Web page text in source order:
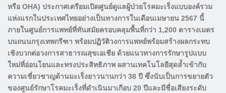
หรือ OHA) ประกาศเตรียมเปิดศูนย์ดูแลผู้ป่วยโรคมะเร็งแบบองค์รวม
แห่งแรกในประเทศไทยอย่างเป็นทางการในเดือนเมษายน 2567 นี้
ภายในศูนย์การแพทย์ที่ทันสมัยครอบคลุมพื้นที่กว่า 1,200 ตารางเมตร
บนถนนกรุงเทพกรีฑา พร้อมปฏิวัติวงการแพทย์พร้อมสร้างผลกระทบ
เชิงบวกต่อวงการสาธารณสุขเอเชีย ด้วยแนวทางการรักษารูปแบบ
ใหม่ที่อ่อนโยนและทรงประสิทธิภาพ ผสานเทคโนโลยีสุดล้ำเข้ากับ
ความเชี่ยวชาญด้านมะเร็งยาวนานกว่า 38 ปี ซึ่งนับเป็นการขยายตัว
ของศูนย์รักษาโรคมะเร็งที่ดำเนินมาเกือบ 20 ปีและมีชื่อเสียงระดับ